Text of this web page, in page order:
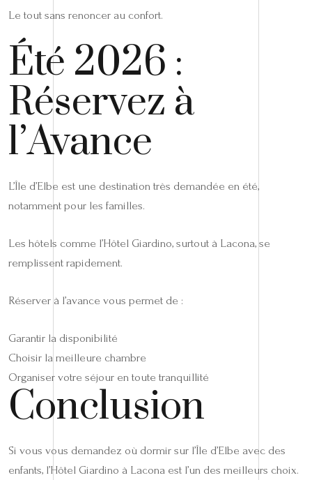
Le tout sans renoncer au confort.
Été 2026 :
Réservez à
l’Avance
L’Île d’Elbe est une destination très demandée en été,
notamment pour les familles.
Les hôtels comme l’Hôtel Giardino, surtout à Lacona, se
remplissent rapidement.
Réserver à l’avance vous permet de :
Garantir la disponibilité
Choisir la meilleure chambre
Organiser votre séjour en toute tranquillité
Conclusion
Si vous vous demandez où dormir sur l’Île d’Elbe avec des
enfants, l’Hôtel Giardino à Lacona est l’un des meilleurs choix.